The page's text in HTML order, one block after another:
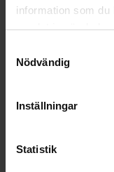
information som du
samlat in när du
Nödvändig
Inställningar
Statistik
MO Ma 0.9m